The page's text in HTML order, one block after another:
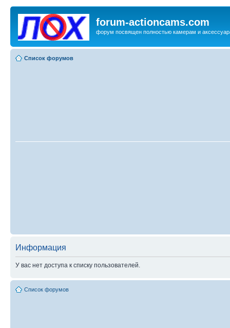
forum-actioncams.com
форум посвящен полностью камерам и
Список форумов
Информация
У вас нет доступа к списку пользователей.
Список форумов